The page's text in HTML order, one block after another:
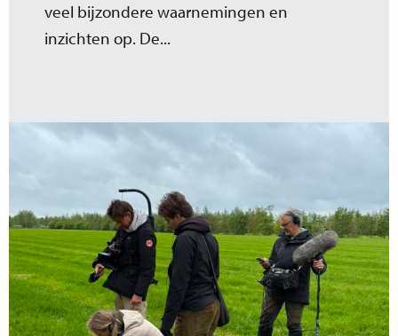
veel bijzondere waarnemingen en
inzichten op. De...